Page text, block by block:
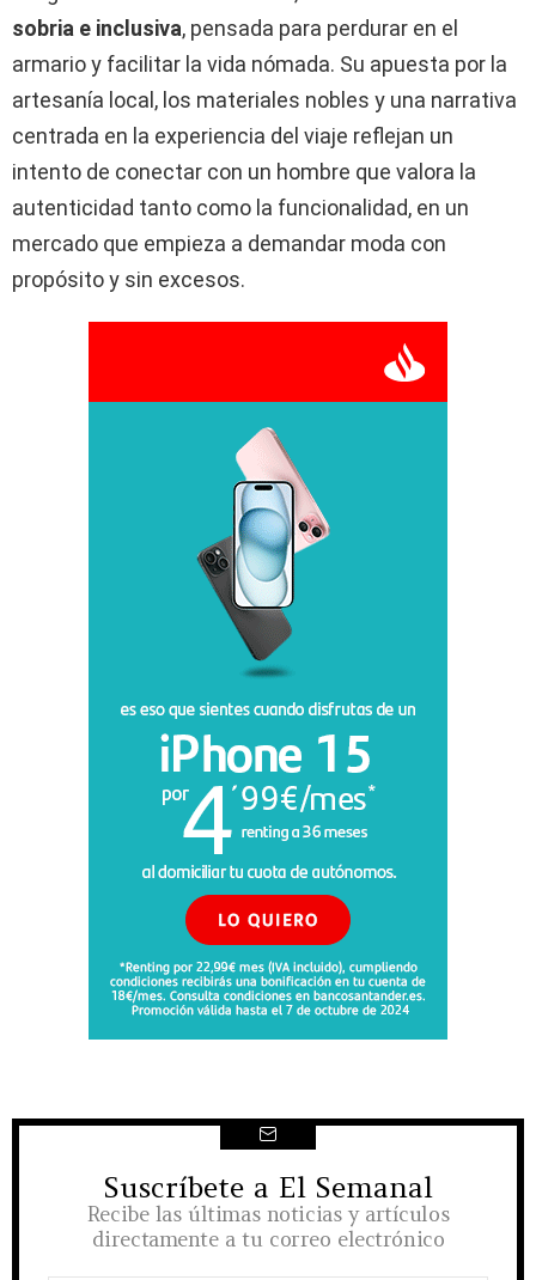
sobria e inclusiva, pensada para perdurar en el
armario y facilitar la vida nómada. Su apuesta por la
artesanía local, los materiales nobles y una narrativa
centrada en la experiencia del viaje reflejan un
intento de conectar con un hombre que valora la
autenticidad tanto como la funcionalidad, en un
mercado que empieza a demandar moda con
propósito y sin excesos.
NEWSLETTER
Suscríbete a El Semanal
Recibe las últimas noticias y artículos
directamente a tu correo electrónico